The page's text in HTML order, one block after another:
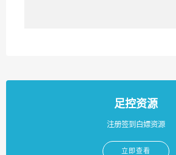
足控资源
注册签到白嫖资源
立即查看